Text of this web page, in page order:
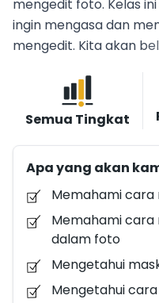
mengedit foto. Kelas
ingin mengasa dan
mengedit. Kita akan
Setelah mengikuti
bekerja di industri apa
desain grafis, web
fotografi sebagai photo editor.
adalah peserta
merapikan file,
terpercaya. Pelatihan ini ditujukan untuk Pekerja
Kreatif , atau kantoran
ingin memperdalam
Minimal pendidikan
Semua Tingkat
Apa yang akan
Memahami
Memahami
dalam foto
Mengetahui
Mengetahui